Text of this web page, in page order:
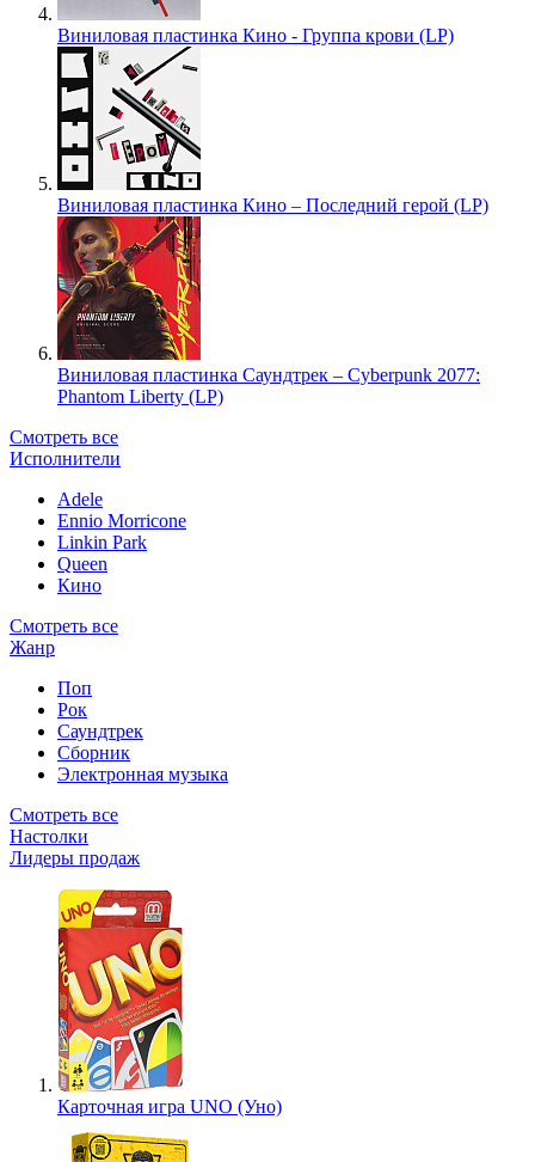
Виниловая пластинка Кино - Группа крови (LP)
Виниловая пластинка Кино – Последний герой (LP)
Виниловая пластинка Саундтрек – Cyberpunk 2077:
Phantom Liberty (LP)
Смотреть все
Исполнители
Adele
Ennio Morricone
Linkin Park
Queen
Кино
Смотреть все
Жанр
Поп
Рок
Саундтрек
Сборник
Электронная музыка
Смотреть все
Настолки
Лидеры продаж
Карточная игра UNO (Уно)